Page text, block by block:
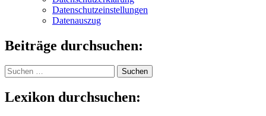
Datenschutzeinstellungen
Datenauszug
Beiträge durchsuchen:
Suchen
nach:
Lexikon durchsuchen: